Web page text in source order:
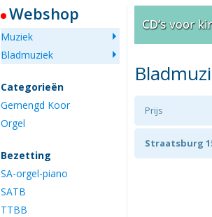
Webshop
Muziek
Bladmuziek
Categorieën
Gemengd Koor
Orgel
Bezetting
SA-orgel-piano
SATB
TTBB
Prijs
Straatsburg